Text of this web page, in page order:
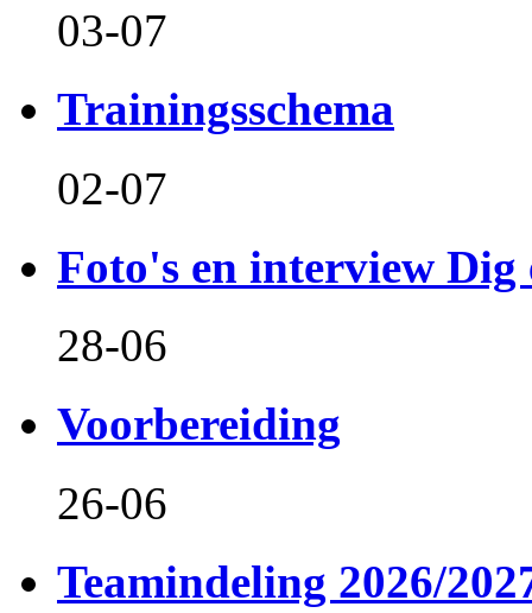
03-07
Trainingsschema
02-07
Foto's en interview Dig
28-06
Voorbereiding
26-06
Teamindeling 2026/